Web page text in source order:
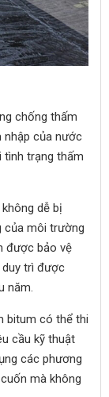
chống thấm
nhập của nước
tình trạng thấm
dễ bị
của môi trường
được bảo vệ
trì được
năm.
bitum có thể thi
cầu kỹ thuật
các phương
mà không